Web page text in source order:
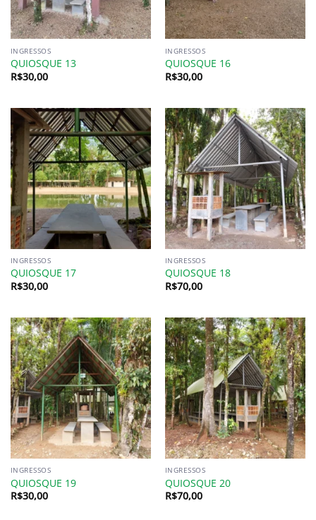
INGRESSOS
QUIOSQUE 13
R$30,00
INGRESSOS
QUIOSQUE 16
R$30,00
INGRESSOS
QUIOSQUE 17
R$30,00
INGRESSOS
QUIOSQUE 18
R$70,00
INGRESSOS
QUIOSQUE 19
R$30,00
INGRESSOS
QUIOSQUE 20
R$70,00